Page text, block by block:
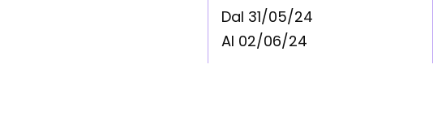
Dal 31/05/24
Al 02/06/24